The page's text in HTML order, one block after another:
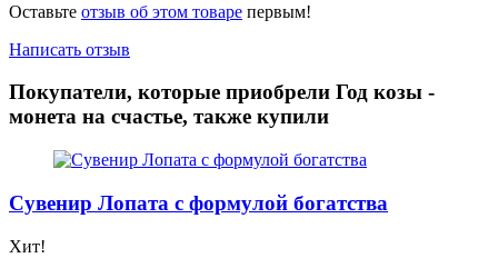
Оставьте отзыв об этом товаре первым!
Написать отзыв
Покупатели, которые приобрели Год козы -
монета на счастье, также купили
Сувенир Лопата с формулой богатства
Хит!